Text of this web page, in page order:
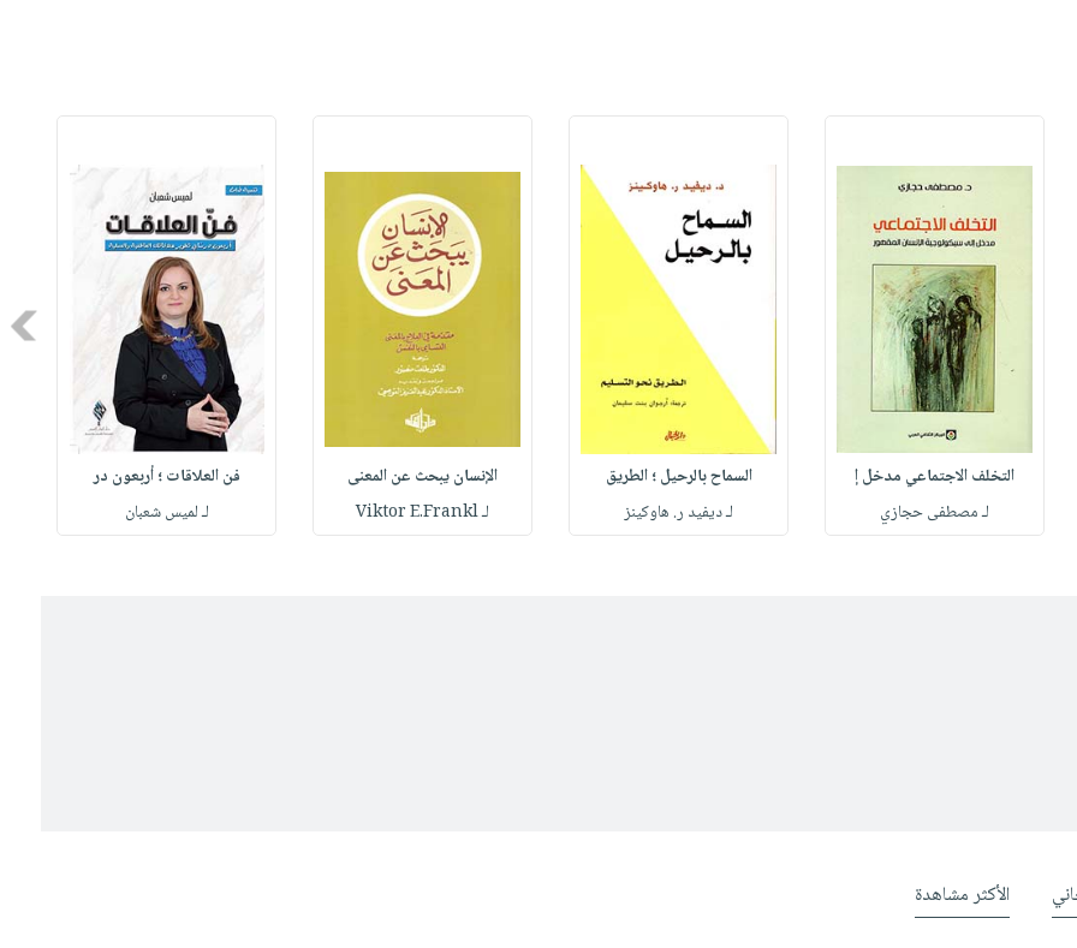
التخلف الاجتماعي مدخل إ
لـ مصطفى حجازي
السماح بالرحيل ؛ الطريق
لـ ديفيد ر. هاوكينز
الإنسان يبحث عن المعنى
لـ Viktor E.Frankl
فن العلاقات ؛ أربعون در
لـ لميس شعبان
الأكثر مشاهدة